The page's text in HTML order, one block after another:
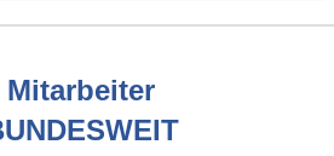
Mitarbeiter